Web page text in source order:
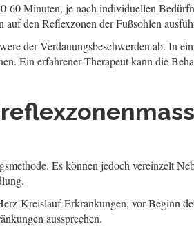
60 Minuten, je nach individuellen
auf den Reflexzonen der Fußsohlen
der Verdauungsbeschwerden ab. In
Ein erfahrener Therapeut kann die
Es können jedoch vereinzelt
Kreislauf-Erkrankungen, vor Beginn
aussprechen.